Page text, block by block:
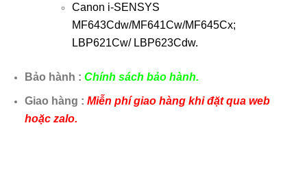
Canon i-SENSYS
MF643Cdw/MF641Cw/MF645Cx;
LBP621Cw/ LBP623Cdw.
Bảo hành : Chính sách bảo hành.
Giao hàng : Miễn phí giao hàng khi đặt qua web
hoặc zalo.